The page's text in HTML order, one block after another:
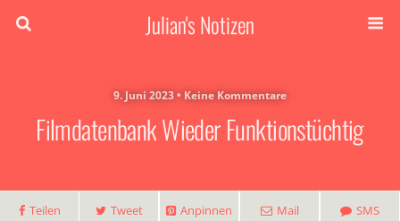
Julian's Notizen
9. Juni 2023 • Keine Kommentare
Filmdatenbank Wieder Funktionstüchtig
Teilen Tweet Anpinnen Mail SMS